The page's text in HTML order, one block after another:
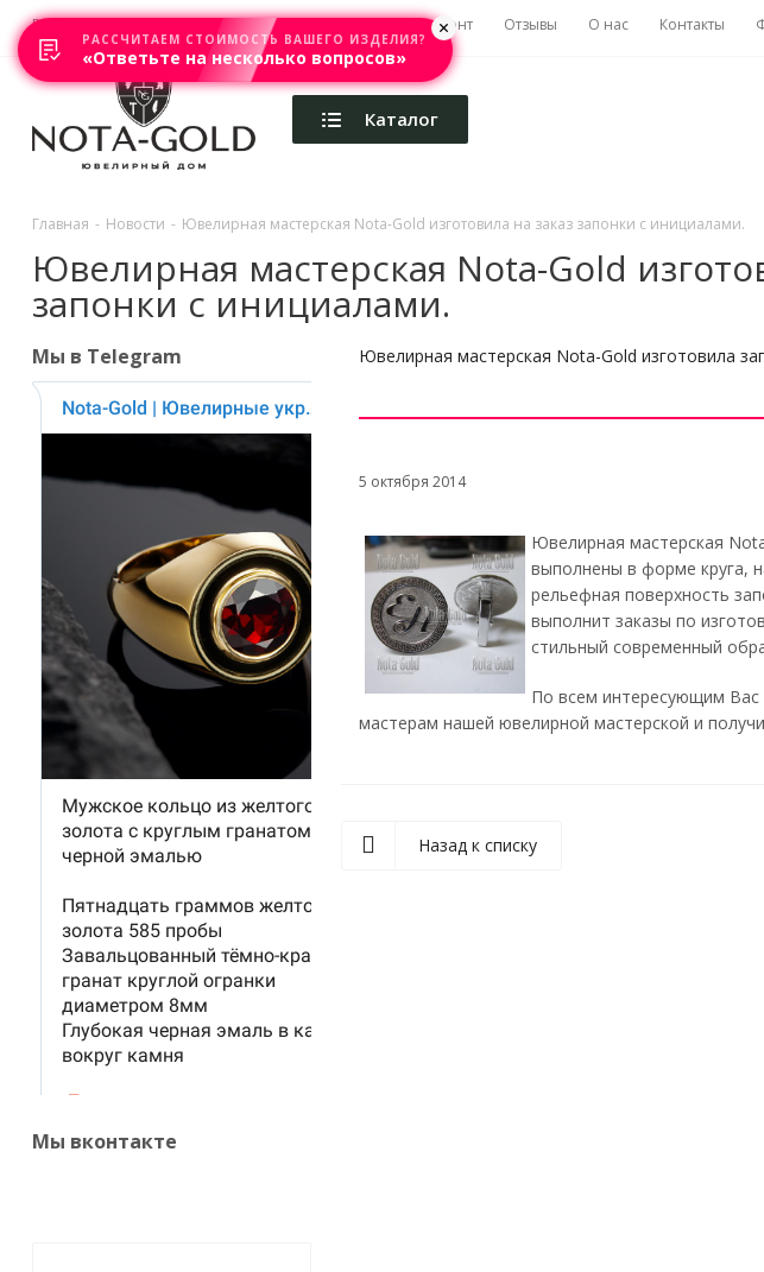
Главная Акции Каталоги Изготовление Ремонт Отзывы О нас Контакты
Каталог
Главная - Новости - Ювелирная мастерская Nota-Gold изготовила на заказ запонки с инициалами.
Ювелирная мастерская Nota-Gold
запонки с инициалами.
Ювелирная мастерская Nota-Gold изготовила
5 октября 2014
Ювелирная мастерская
выполнены в форме круга,
рельефная поверхность
выполнит заказы по
стильный современный
По всем интересующим Вас
мастерам нашей ювелирной мастерской и
Назад к списку
Мы в Telegram
Мы вконтакте
РАССЧИТАЕМ СТОИМОСТЬ ВАШЕГО ИЗДЕЛИЯ?
«Ответьте на несколько вопросов»